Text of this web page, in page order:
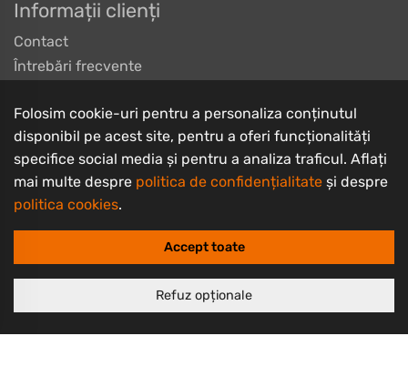
Informații clienți
Contact
Întrebări frecvente
Despre noi
Termeni și condiții
Politică de retur
Politică de confidențialitate
Politică cookie
Folosim cookie-uri pentru a personaliza conținutul
disponibil pe acest site, pentru a oferi funcționalități
specifice social media și pentru a analiza traficul. Aflați
mai multe despre politica de confidențialitate și despre
politica cookies.
Accept toate
Refuz opționale